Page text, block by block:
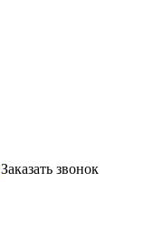
Заказать звонок